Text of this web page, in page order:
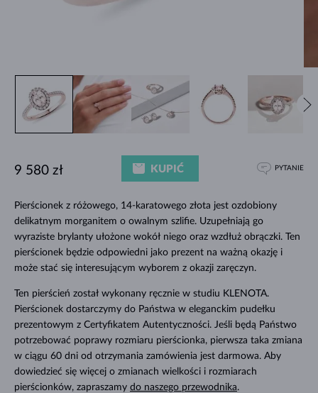
Pierścionek z różowego, 14-karatowego złota jest ozdobiony
delikatnym morganitem o owalnym szlifie. Uzupełniają go
wyraziste brylanty ułożone wokół niego oraz wzdłuż obrączki. Ten
pierścionek będzie odpowiedni jako prezent na ważną okazję i
może stać się interesującym wyborem z okazji zaręczyn.
Ten pierścień został wykonany ręcznie w studiu KLENOTA.
Pierścionek dostarczymy do Państwa w eleganckim pudełku
prezentowym z Certyfikatem Autentyczności. Jeśli będą Państwo
potrzebować poprawy rozmiaru pierścionka, pierwsza taka zmiana
w ciągu 60 dni od otrzymania zamówienia jest darmowa. Aby
dowiedzieć się więcej o zmianach wielkości i rozmiarach
pierścionków, zapraszamy do naszego przewodnika.
9 580 zł KUPIĆ PYTANIE